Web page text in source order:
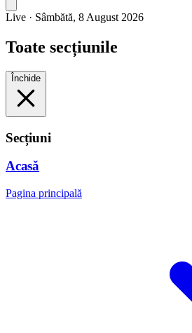
Live · Sâmbătă, 8 August 2026
Toate secțiunile
Închide
Secțiuni
Acasă
Pagina principală